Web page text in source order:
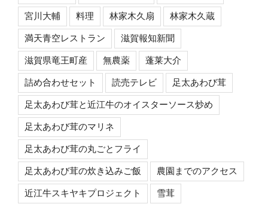
宮川大輔 料理 林家木久扇 林家木久蔵
満天青空レストラン 滋賀報知新聞
滋賀県竜王町産 無農薬 蓬莱大介
詰め合わせセット 読売テレビ 足太あわび茸
足太あわび茸と近江牛のオイスターソース炒め
足太あわび茸のマリネ
足太あわび茸の丸ごとフライ
足太あわび茸の炊き込みご飯 農園までのアクセス
近江牛スキヤキプロジェクト 雪茸